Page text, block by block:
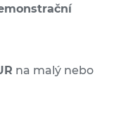
na malý nebo